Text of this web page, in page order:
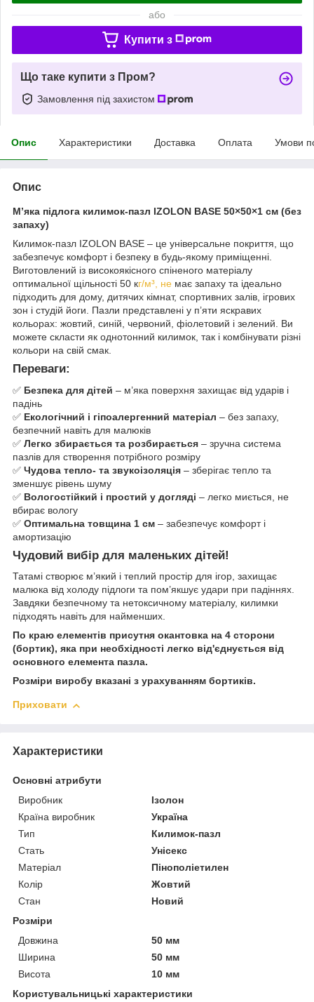
або
Купити з
Що таке купити з Пром?
Замовлення під захистом
Опис Характеристики Доставка Оплата Умови
Опис
М’яка підлога килимок-пазл IZOLON BASE 50×50×1 см (без
запаху)
Килимок-пазл IZOLON BASE – це універсальне покриття, що
забезпечує комфорт і безпеку в будь-якому приміщенні.
Виготовлений із високоякісного спіненого матеріалу
оптимальної щільності 50 кг/м³, не має запаху та ідеально
підходить для дому, дитячих кімнат, спортивних залів, ігрових
зон і студій йоги. Пазли представлені у п’яти яскравих
кольорах: жовтий, синій, червоний, фіолетовий і зелений. Ви
можете скласти як однотонний килимок, так і комбінувати різні
кольори на свій смак.
Переваги:
✅ Безпека для дітей – м’яка поверхня захищає від ударів і
падінь
✅ Екологічний і гіпоалергенний матеріал – без запаху,
безпечний навіть для малюків
✅ Легко збирається та розбирається – зручна система
пазлів для створення потрібного розміру
✅ Чудова тепло- та звукоізоляція – зберігає тепло та
зменшує рівень шуму
✅ Вологостійкий і простий у догляді – легко миється, не
вбирає вологу
✅ Оптимальна товщина 1 см – забезпечує комфорт і
амортизацію
Чудовий вибір для маленьких дітей!
Татамі створює м’який і теплий простір для ігор, захищає
малюка від холоду підлоги та пом’якшує удари при падіннях.
Завдяки безпечному та нетоксичному матеріалу, килимки
підходять навіть для найменших.
По краю елементів присутня окантовка на 4 сторони
(бортик), яка при необхідності легко від'єднується від
основного елемента пазла.
Розміри виробу вказані з урахуванням бортиків.
Приховати
Характеристики
Основні атрибути
Виробник
Ізолон
Країна виробник
Україна
Тип
Килимок-пазл
Стать
Унісекс
Матеріал
Пінополіетилен
Колір
Жовтий
Стан
Новий
Розміри
Довжина
50 мм
Ширина
50 мм
Висота
10 мм
Користувальницькі характеристики